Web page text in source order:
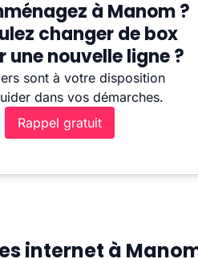
à Manom ?
changer de box
une nouvelle ligne ?
sont à votre disposition
dans vos démarches.
Rappel gratuit
internet à